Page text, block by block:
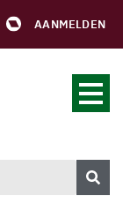
AANMELDEN